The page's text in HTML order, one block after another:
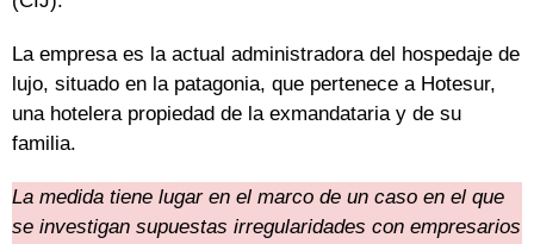
La empresa es la actual administradora del hospedaje de
lujo, situado en la patagonia, que pertenece a Hotesur,
una hotelera propiedad de la exmandataria y de su
familia.
La medida tiene lugar en el marco de un caso en el que
se investigan supuestas irregularidades con empresarios